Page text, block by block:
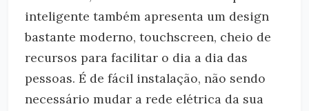
inteligente também apresenta um design
bastante moderno, touchscreen, cheio de
recursos para facilitar o dia a dia das
pessoas. É de fácil instalação, não sendo
necessário mudar a rede elétrica da sua